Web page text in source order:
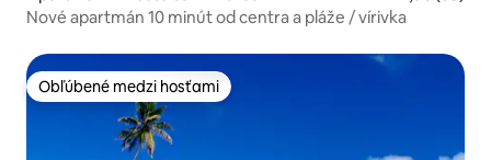
Nové apartmán 10 minút od centra a pláže / vírivka
Obľúbené medzi hosťami
Obľúbené medzi hosťami